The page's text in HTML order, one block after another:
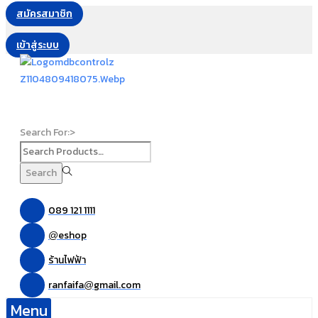
สมัครสมาชิก
เข้าสู่ระบบ
Search For:>
Search
089 121 1111
@eshop
ร้านไฟฟ้า
ranfaifa@gmail.com
Menu